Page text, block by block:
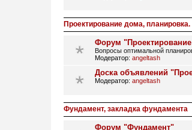
Проектирование дома, планировка.
Форум
Вопросы оптимальной
Модератор: angeltash
Доска объявлений
Модератор: angeltash
Фундамент, закладка фундамента
Форум "Фундамент"